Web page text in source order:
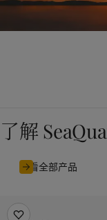
了解
查看全部产品